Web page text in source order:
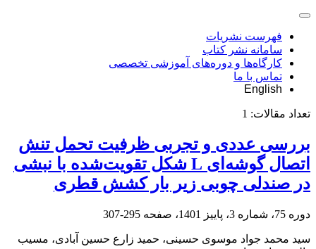
فهرست نشریات
سامانه نشر کتاب
کارگاه‌ها و دوره‌های آموزشی تخصصی
تماس با ما
English
تعداد مقالات: 1
بررسی عددی و تجربی ظرفیت تحمل تنش
اتصال گوشه‌ای L شکل تقویت‌شده با نبشی
در صندلی چوبی زیر بار کشش قطری
دوره 75، شماره 3، پاییز 1401، صفحه 295-307
سید محمد جواد موسوی حسینی، حمید زارع حسین آبادی، مسیب